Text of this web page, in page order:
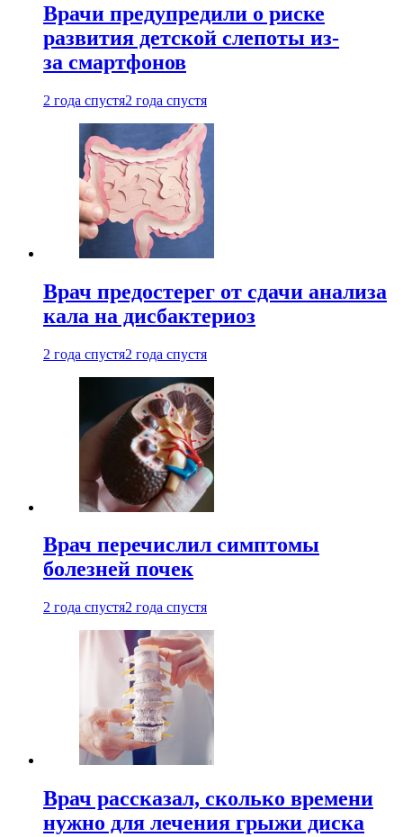
Врачи предупредили о риске
развития детской слепоты из-
за смартфонов
2 года спустя2 года спустя
Врач предостерег от сдачи анализа
кала на дисбактериоз
2 года спустя2 года спустя
Врач перечислил симптомы
болезней почек
2 года спустя2 года спустя
Врач рассказал, сколько времени
нужно для лечения грыжи диска